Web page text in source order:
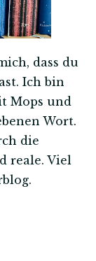
dass du
Ich bin
Mops und
Wort.
die
reale. Viel